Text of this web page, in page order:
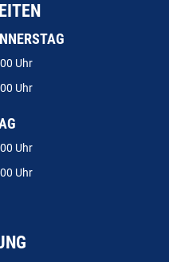
Uhr
Uhr
Uhr
Uhr